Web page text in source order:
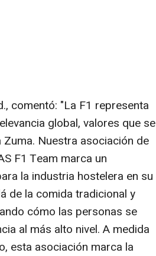
comentó: "La F1 representa
global, valores que se
Nuestra asociación de
F1 Team marca un
la industria hostelera en su
de la comida tradicional y
cómo las personas se
al más alto nivel. A medida
esta asociación marca la